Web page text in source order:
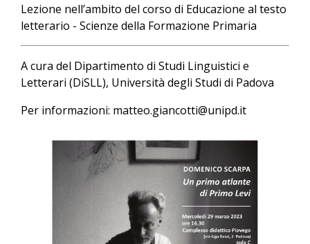
Lezione nell’ambito del corso di Educazione al testo
letterario - Scienze della Formazione Primaria
A cura del Dipartimento di Studi Linguistici e
Letterari (DiSLL), Università degli Studi di Padova
Per informazioni: matteo.giancotti@unipd.it